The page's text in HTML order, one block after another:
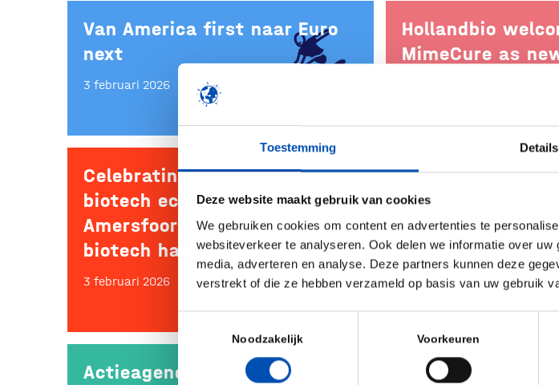
Toestemming Details
Deze website maakt gebruik van cookies
We gebruiken cookies om content en advertenties te
websiteverkeer te analyseren. Ook delen we informatie over
media, adverteren en analyse. Deze partners kunnen deze
verstrekt of die ze hebben verzameld op basis van uw gebruik
Noodzakelijk Voorkeuren
Van America first naar Euro
next
3 februari 2026
Hollandbio
MimeCure as
Celebrating the Dutch
biotech ecosystem in
Amersfoort: “The era of
biotech has just begun.”
3 februari 2026
Strategische
biotech lijkt
te leiden
3 februari 2026
Actieagenda’s Nationale
Hollandbio aan